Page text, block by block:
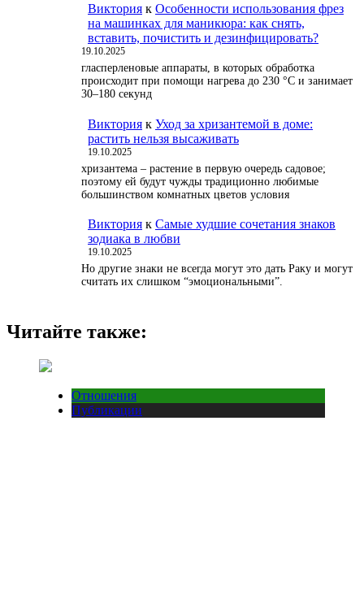
Виктория к Особенности использования фрез
на машинках для маникюра: как снять,
вставить, почистить и дезинфицировать?
19.10.2025
гласперленовые аппараты, в которых обработка
происходит при помощи нагрева до 230 °С и занимает
30–180 секунд
Виктория к Уход за хризантемой в доме:
растить нельзя высаживать
19.10.2025
хризантема – растение в первую очередь садовое;
поэтому ей будут чужды традиционно любимые
большинством комнатных цветов условия
Виктория к Самые худшие сочетания знаков
зодиака в любви
19.10.2025
Но другие знаки не всегда могут это дать Раку и могут
считать их слишком “эмоциональными”.
Читайте также:
Отношения
Публикации